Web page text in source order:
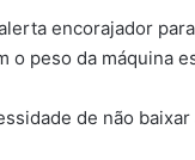
encorajador
peso da máquina
de não